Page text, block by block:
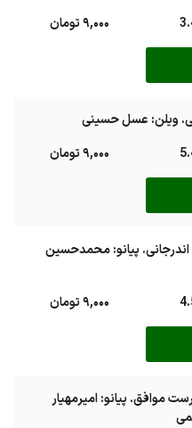
9,000 تومان
ویلن: عسل حسینی
9,000 تومان
اندرجانی. پیانو: محمدحسین
9,000 تومان
موافق. پیانو: امیرمهیار